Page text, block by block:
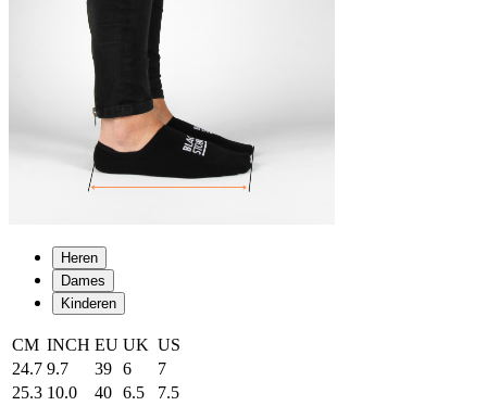
Heren
Dames
Kinderen
CM INCH EU UK US
24.7 9.7 39 6
7
25.3 10.0 40 6.5
7.5